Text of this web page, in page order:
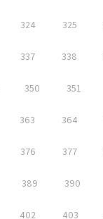
324 325
337 338
350 351
363 364
376 377
389 390
402 403